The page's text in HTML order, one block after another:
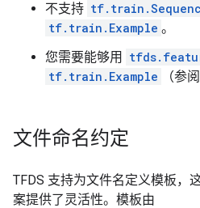
不支持
tf.train.Example 。
您需要能够用
tf.train.Example
（参
文件命名约定
TFDS 支持为文件名定义模板，
案提供了灵活性。模板由